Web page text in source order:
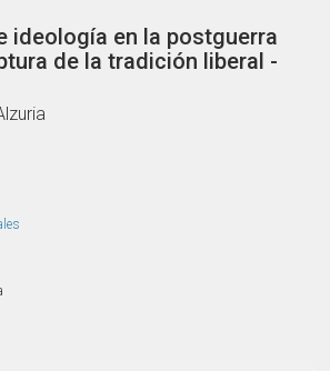
ideología en la postguerra
de la tradición liberal -